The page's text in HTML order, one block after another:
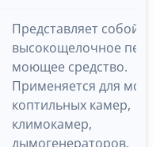
Представляет собой
высокощелочное
моющее средство.
Применяется для
коптильных камер,
климокамер,
дымогенераторов,